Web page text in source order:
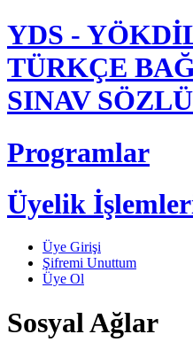
YDS -
TÜRKÇE
SINAV
Programlar
Üyelik
Üye Girişi
Şifremi Unuttum
Üye Ol
Sosyal Ağlar